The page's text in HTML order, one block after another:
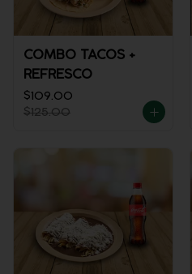
COMBO TACOS +
REFRESCO
$109.00
$125.00